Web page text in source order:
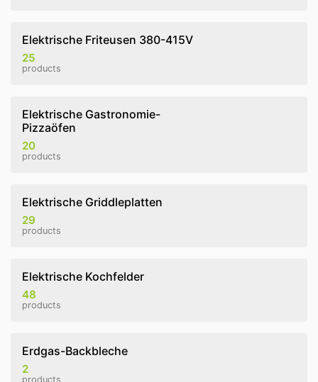
Elektrische Friteusen 380-415V
25
products
Elektrische Gastronomie-
Pizzaöfen
20
products
Elektrische Griddleplatten
29
products
Elektrische Kochfelder
48
products
Erdgas-Backbleche
2
products